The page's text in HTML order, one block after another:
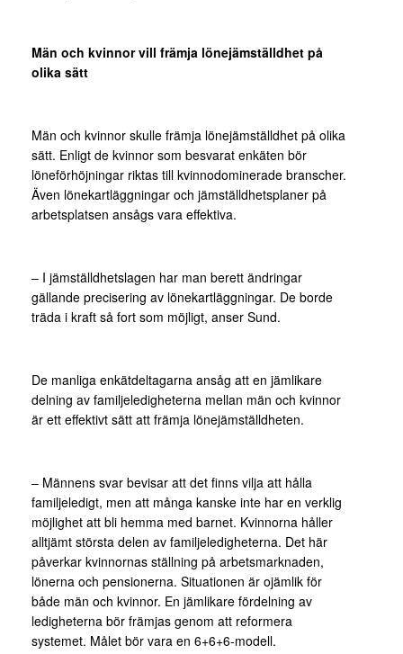
Män och kvinnor vill främja lönejämställdhet på
olika sätt
Män och kvinnor skulle främja lönejämställdhet på olika
sätt. Enligt de kvinnor som besvarat enkäten bör
löneförhöjningar riktas till kvinnodominerade branscher.
Även lönekartläggningar och jämställdhetsplaner på
arbetsplatsen ansågs vara effektiva.
– I jämställdhetslagen har man berett ändringar
gällande precisering av lönekartläggningar. De borde
träda i kraft så fort som möjligt, anser Sund.
De manliga enkätdeltagarna ansåg att en jämlikare
delning av familjeledigheterna mellan män och kvinnor
är ett effektivt sätt att främja lönejämställdheten.
– Männens svar bevisar att det finns vilja att hålla
familjeledigt, men att många kanske inte har en verklig
möjlighet att bli hemma med barnet. Kvinnorna håller
alltjämt största delen av familjeledigheterna. Det här
påverkar kvinnornas ställning på arbetsmarknaden,
lönerna och pensionerna. Situationen är ojämlik för
både män och kvinnor. En jämlikare fördelning av
ledigheterna bör främjas genom att reformera
systemet. Målet bör vara en 6+6+6-modell.